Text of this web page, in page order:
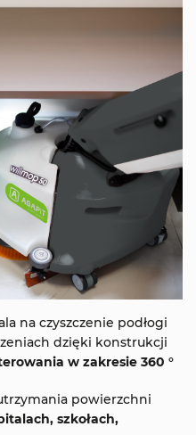
na czyszczenie podłogi
dzięki konstrukcji
w zakresie 360 °
powierzchni
szkołach,